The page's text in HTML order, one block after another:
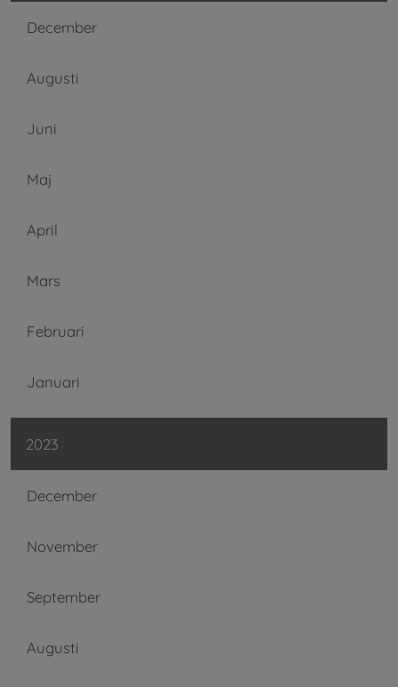
December
Augusti
Juni
Maj
April
Mars
Februari
Januari
2023
December
November
September
Augusti